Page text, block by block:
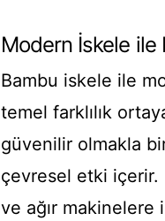
Modern İskele ile
Bambu iskele ile
temel farklılık
güvenilir olmakla
çevresel etki içerir.
ve ağır